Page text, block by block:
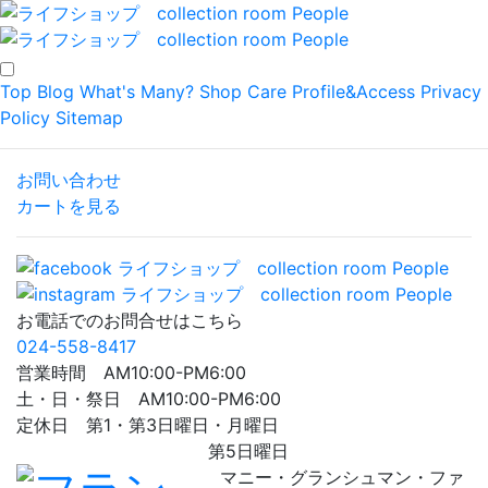
Top Blog What's Many? Shop Care Profile&Access Privacy
Policy Sitemap
お問い合わせ
カートを見る
お電話でのお問合せはこちら
024-558-8417
営業時間 AM10:00-PM6:00
土・日・祭日 AM10:00-PM6:00
定休日 第1・第3日曜日・月曜日
第5日曜日
マニー・グランシュマン・ファ